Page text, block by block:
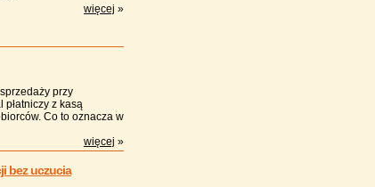
więcej »
przy
z kasą
Co to oznacza w
więcej »
bez uczucia